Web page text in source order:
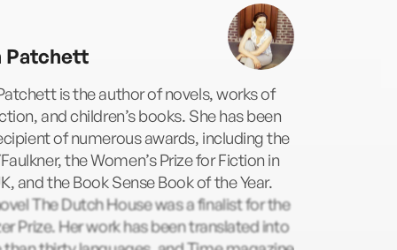
Patchett
is the author of novels, works of
and children’s books. She has been
of numerous awards, including the
the Women’s Prize for Fiction in
and the Book Sense Book of the Year.
The Dutch House was a finalist for the
Prize. Her work has been translated into